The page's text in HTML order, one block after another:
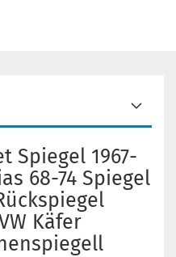
Spiegel 1967-
68-74 Spiegel
Käfer